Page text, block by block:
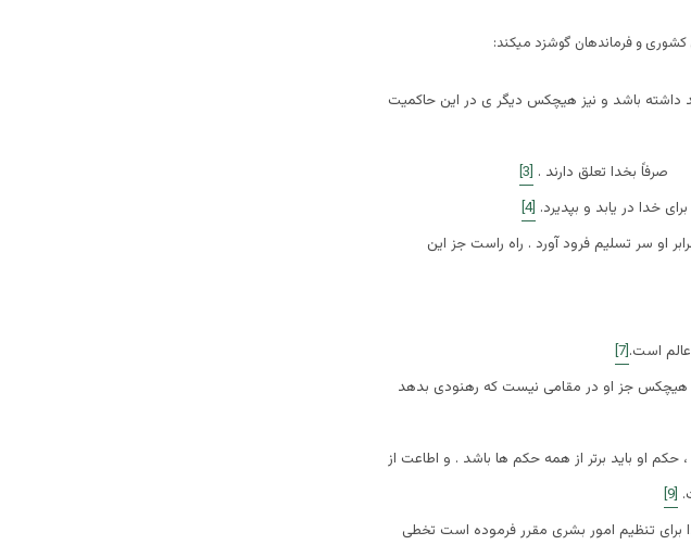
کشوری و فرماندهان گوشزد میکند:
داشته باشد و نیز هیچکس دیگر ی در این حاکمیت
صرفاً بخدا تعلق دارند . [3]
خدا در یابد و بپدیرد. [4]
او سر تسلیم فرود آورد . راه راست جز این
است.[7]
هیچکس جز او در مقامی نیست که رهنودی بدهد
او باید برتر از همه حکم ها باشد . و اطاعت از
[9]
تنظیم امور بشری مقرر فرموده است تخطی